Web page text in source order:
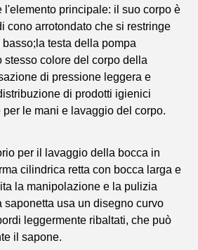
l'elemento principale: il suo corpo è
cono arrotondato che si restringe
testa della pompa
stesso colore del corpo della
di pressione leggera e
di prodotti igienici
per le mani e lavaggio del corpo.
per il lavaggio della bocca in
cilindrica retta con bocca larga e
la manipolazione e la pulizia
saponetta usa un disegno curvo
leggermente ribaltati, che può
il sapone.